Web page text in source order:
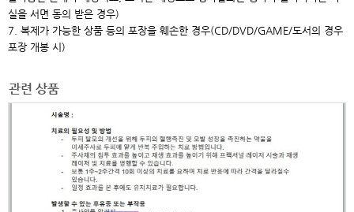
실을 서면 동의 받은 경우)
7. 복제가 가능한 상품 등의 포장을 훼손한 경우(CD/DVD/GAME/도서의 경우
포장 개봉 시)
관련 상품